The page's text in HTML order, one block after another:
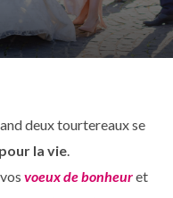
deux tourtereaux se
pour la vie.
voeux de bonheuret